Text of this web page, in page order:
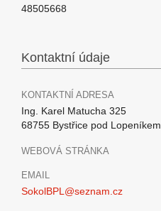
48505668
Kontaktní údaje
KONTAKTNÍ ADRESA
Ing. Karel Matucha 325
68755 Bystřice pod Lopeníkem
WEBOVÁ STRÁNKA
EMAIL
SokolBPL@seznam.cz